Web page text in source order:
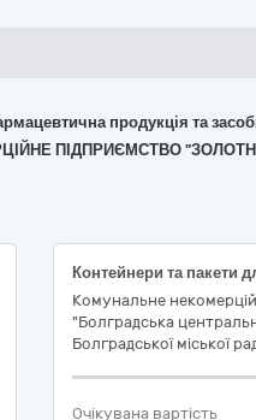
продукція та
ПІДПРИЄМСТВО
Комунальне
"Болградська
Болградської міської
Очікувана вартість